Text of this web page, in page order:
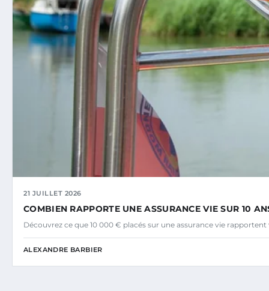
21 JUILLET 2026
COMBIEN RAPPORTE UNE ASSURANCE VIE SUR 10
Découvrez ce que 10 000 € placés sur une assurance vie
ALEXANDRE BARBIER